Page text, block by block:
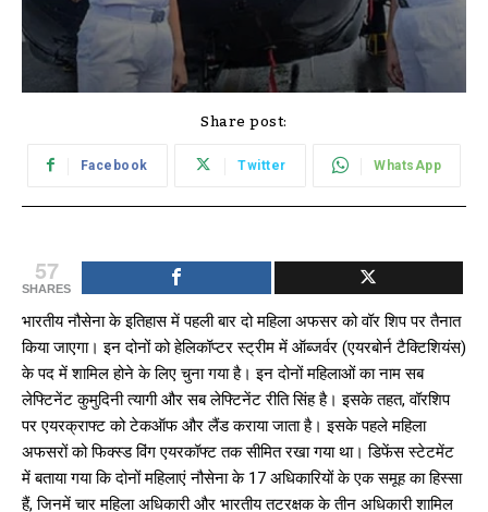
Share post:
Facebook Twitter WhatsApp
57
SHARES
भारतीय नौसेना के इतिहास में पहली बार दो महिला अफसर को वॉर शिप पर तैनात
किया जाएगा। इन दोनों को हेलिकॉप्टर स्ट्रीम में ऑब्जर्वर (एयरबोर्न टैक्टिशियंस)
के पद में शामिल होने के लिए चुना गया है। इन दोनों महिलाओं का नाम सब
लेफ्टिनेंट कुमुदिनी त्यागी और सब लेफ्टिनेंट रीति सिंह है। इसके तहत, वॉरशिप
पर एयरक्राफ्ट को टेकऑफ और लैंड कराया जाता है। इसके पहले महिला
अफसरों को फिक्स्ड विंग एयरकॉफ्ट तक सीमित रखा गया था। डिफेंस स्टेटमेंट
में बताया गया कि दोनों महिलाएं नौसेना के 17 अधिकारियों के एक समूह का हिस्सा
हैं, जिनमें चार महिला अधिकारी और भारतीय तटरक्षक के तीन अधिकारी शामिल